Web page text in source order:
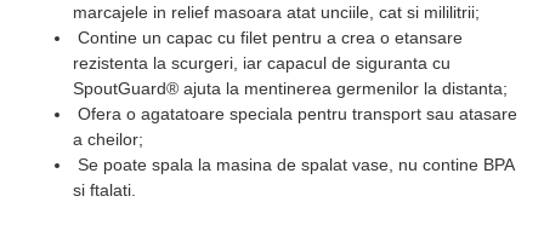
marcajele in relief masoara atat unciile, cat si mililitrii;
Contine un capac cu filet pentru a crea o etansare
rezistenta la scurgeri, iar capacul de siguranta cu
SpoutGuard® ajuta la mentinerea germenilor la distanta;
Ofera o agatatoare speciala pentru transport sau atasare
a cheilor;
Se poate spala la masina de spalat vase, nu contine BPA
si ftalati.